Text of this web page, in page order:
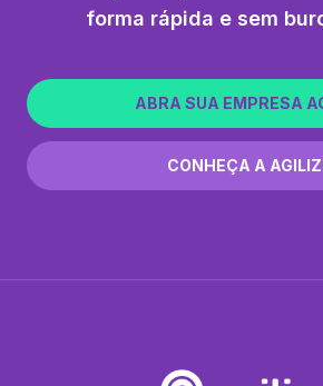
forma rápida e sem
ABRA SUA EMPRESA
CONHEÇA A